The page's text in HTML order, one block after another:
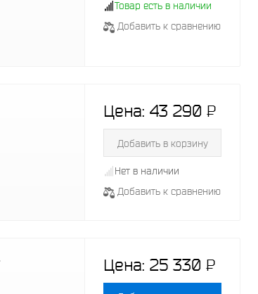
Товар есть в наличии
Добавить к сравнению
Цена: 43 290 P
-
Добавить в корзину
Нет в наличии
Добавить к сравнению
Цена: 25 330 P
-